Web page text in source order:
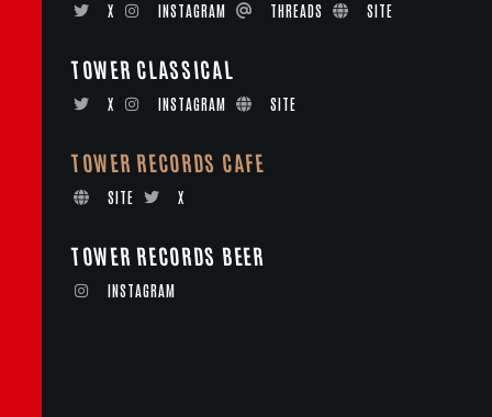
X INSTAGRAM THREADS SITE
TOWER CLASSICAL
X INSTAGRAM SITE
TOWER RECORDS CAFE
SITE X
TOWER RECORDS BEER
INSTAGRAM